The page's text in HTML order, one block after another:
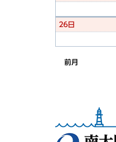
26日
前月